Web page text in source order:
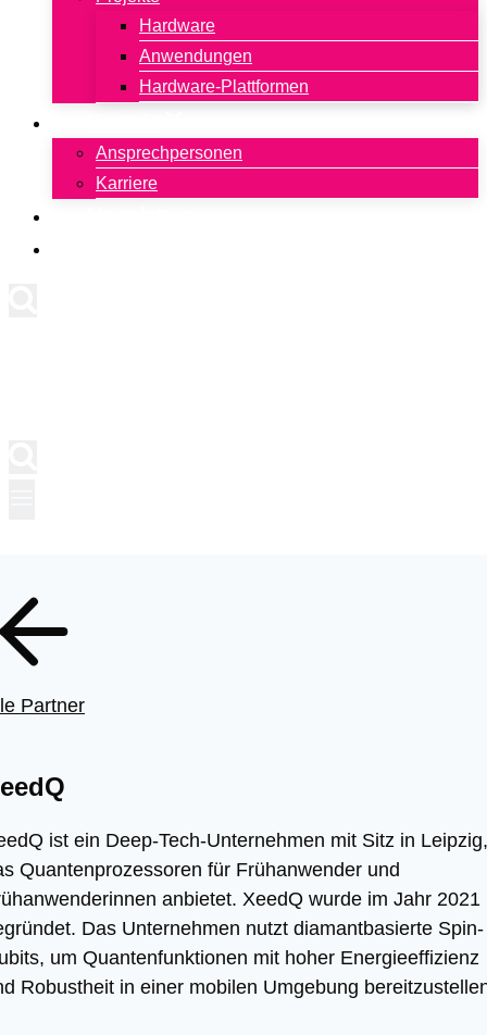
Hardware
Anwendungen
Hardware-Plattformen
Ansprechpersonen
Karriere
Partner
ist ein Deep-Tech-Unternehmen mit Sitz in Leipzig,
Quantenprozessoren für Frühanwender und
anbietet. XeedQ wurde im Jahr 2021
Das Unternehmen nutzt diamantbasierte Spin-
um Quantenfunktionen mit hoher Energieeffizienz
Robustheit in einer mobilen Umgebung